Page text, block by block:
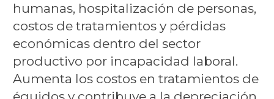
humanas, hospitalización de personas,
costos de tratamientos y pérdidas
económicas dentro del sector
productivo por incapacidad laboral.
Aumenta los costos en tratamientos de